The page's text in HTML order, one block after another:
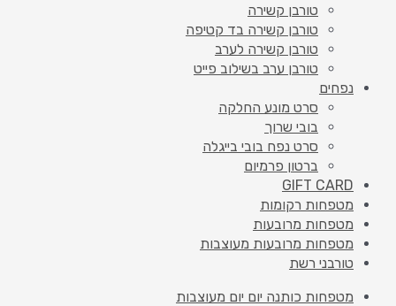
טורבן קשירה
טורבן קשירה בד קטיפה
טורבן קשירה לערב
טורבן ערב בשילוב פייט
נפחים
סרט מונע החלקה
בובי שרוך
סרט נפח בובי בייגלה
ברטון פרמיום
GIFT CARD
מטפחות רקומות
מטפחות מרובעות
מטפחות מרובעות מעוצבות
טורבני רשת
מטפחות כותנה יום יום מעוצבות